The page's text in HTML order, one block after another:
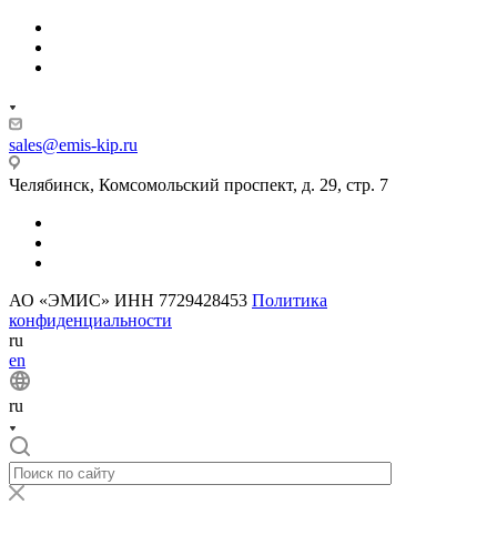
sales@emis-kip.ru
Челябинск, Комсомольский проспект, д. 29, стр. 7
АО «ЭМИС» ИНН 7729428453 Политика
конфиденциальности
ru
en
ru